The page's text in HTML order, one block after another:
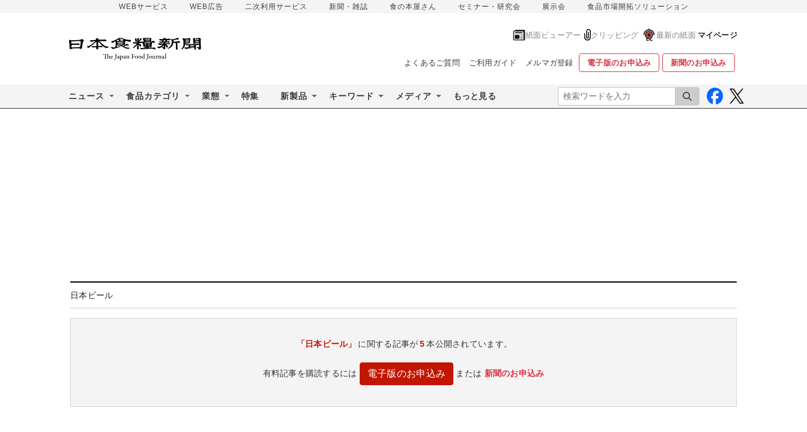
WEBサービス WEB広告 二次利用サービス 新聞・雑誌 食の本屋さん セミナー・研究会 展示会 食品市場開拓ソリューション
紙面ビューアー クリッピング 最新の紙面 マイページ
よくあるご質問 ご利用ガイド メルマガ登録 電子版のお申込み 新聞のお申込み
ニュース 食品カテゴリ 業態 特集 新製品 キーワード メディア もっと見る 検索
日本ビール
「日本ビール」 に関する記事が 5 本公開されています。
有料記事を購読するには 電子版のお申込み または 新聞のお申込み